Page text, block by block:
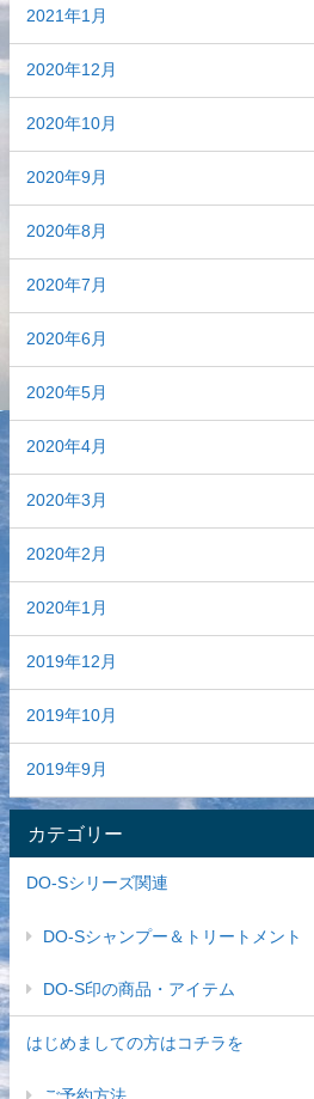
2021年1月
2020年12月
2020年10月
2020年9月
2020年8月
2020年7月
2020年6月
2020年5月
2020年4月
2020年3月
2020年2月
2020年1月
2019年12月
2019年10月
2019年9月
カテゴリー
DO-Sシリーズ関連
DO-Sシャンプー＆トリートメント
DO-S印の商品・アイテム
はじめましての方はコチラを
ご予約方法